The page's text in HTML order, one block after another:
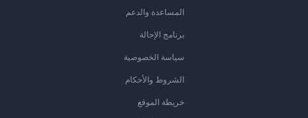
المساعدة والدعم
برنامج الإحالة
سياسة الخصوصية
الشروط والأحكام
خريطة الموقع